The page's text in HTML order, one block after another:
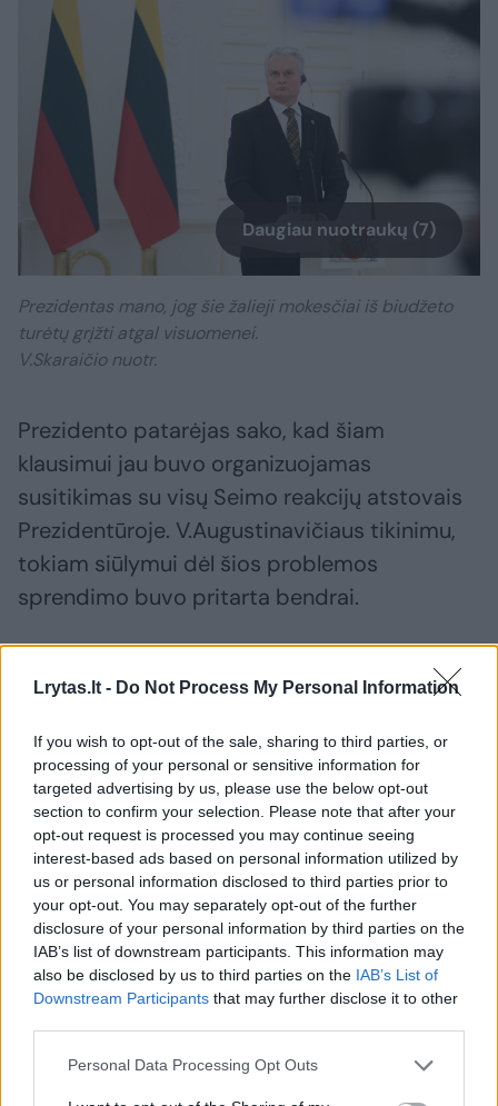
Lrytas.lt - Do Not Process My Personal Information
If you wish to opt-out of the sale, sharing to third parties, or
processing of your personal or sensitive information for
targeted advertising by us, please use the below opt-out
section to confirm your selection. Please note that after your
opt-out request is processed you may continue seeing
interest-based ads based on personal information utilized by
us or personal information disclosed to third parties prior to
your opt-out. You may separately opt-out of the further
disclosure of your personal information by third parties on the
IAB’s list of downstream participants. This information may
also be disclosed by us to third parties on the IAB’s List of
Downstream Participants that may further disclose it to other
Personal Data Processing Opt Outs
Daugiau nuotraukų (7)
Prezidentas mano, jog šie žalieji mokesčiai iš biudžeto
turėtų grįžti atgal visuomenei.
V.Skaraičio nuotr.
Prezidento patarėjas sako, kad šiam
klausimui jau buvo organizuojamas
susitikimas su visų Seimo reakcijų atstovais
Prezidentūroje. V.Augustinavičiaus tikinimu,
tokiam siūlymui dėl šios problemos
sprendimo buvo pritarta bendrai.
konsultacija, o Seimui įstatymo pataisą
prezidentas planuoja pateikti dar šioje
sesijoje. Visgi prezidento patarėjas pabrėžia,
kad greičiausiai diskusijos nusikels į
pavasario sesiją.
Ieškoma balanso
NPD numatomas augimas kitų metų biudžete
turi svarbų aspektą. Kitais metais vidutines
nepadidės, o mokesčių našta sumažės tiems,